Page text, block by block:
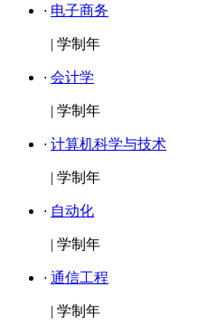
· 电子商务
| 学制年
· 会计学
| 学制年
· 计算机科学与技术
| 学制年
· 自动化
| 学制年
· 通信工程
| 学制年